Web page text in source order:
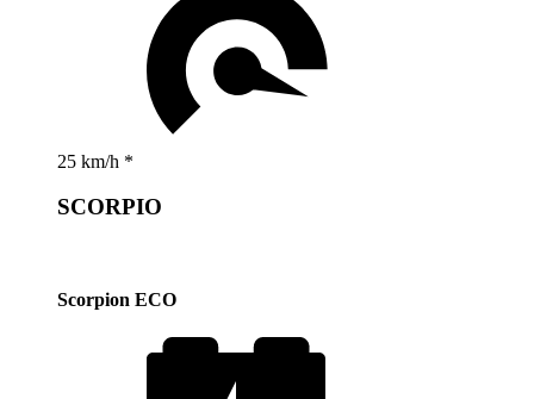
25 km/h *
SCORPIO
Scorpion ECO